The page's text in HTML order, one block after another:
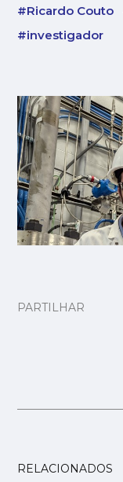
#Ricardo Couto
#investigador
PARTILHAR
RELACIONADOS